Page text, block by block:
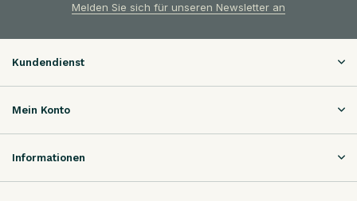
Melden Sie sich für unseren Newsletter an
Kundendienst
Mein Konto
Informationen